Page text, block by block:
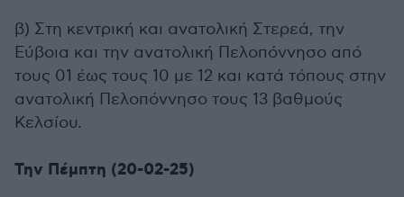
β) Στη κεντρική και ανατολική Στερεά, την
Εύβοια και την ανατολική Πελοπόννησο από
τους 01 έως τους 10 με 12 και κατά τόπους στην
ανατολική Πελοπόννησο τους 13 βαθμούς
Κελσίου.
Την Πέμπτη (20-02-25)